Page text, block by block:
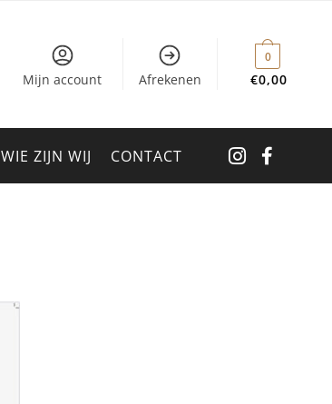
Mijn account Afrekenen €0,00
0
WIE ZIJN WIJ CONTACT